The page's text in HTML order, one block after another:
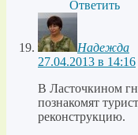
Ответить
Надежда
27.04.2013 в 14:16
В Ласточкином
познакомят
реконструкцию.